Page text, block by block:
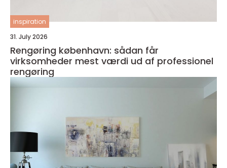
inspiration
31. July 2026
Rengøring københavn: sådan får
virksomheder mest værdi ud af professionel
rengøring